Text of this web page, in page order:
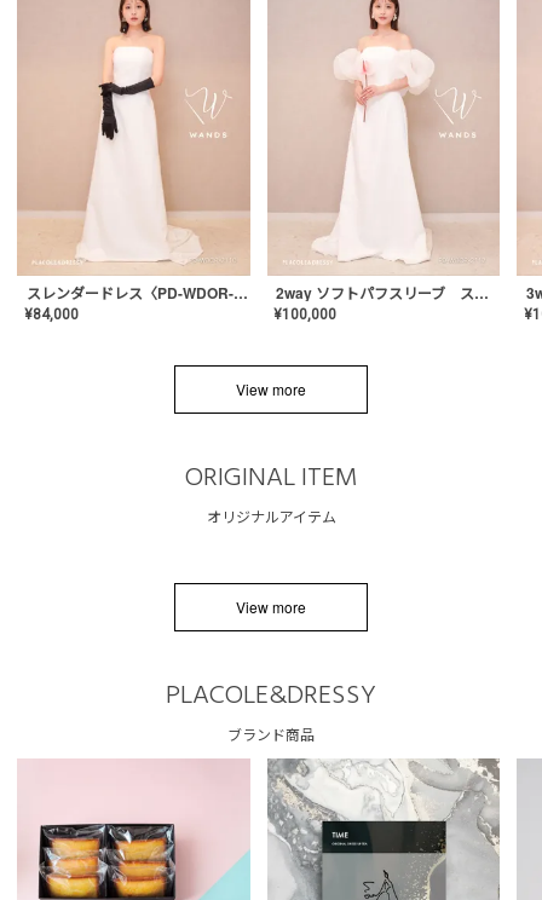
スレンダードレス〈PD-WDOR-2110〉
¥84,000
2way ソフトパフスリーブ スレンダードレス〈PD-WDOR-2112〉
¥100,000 ¥
View more
ORIGINAL ITEM
オリジナルアイテム
View more
PLACOLE&DRESSY
ブランド商品